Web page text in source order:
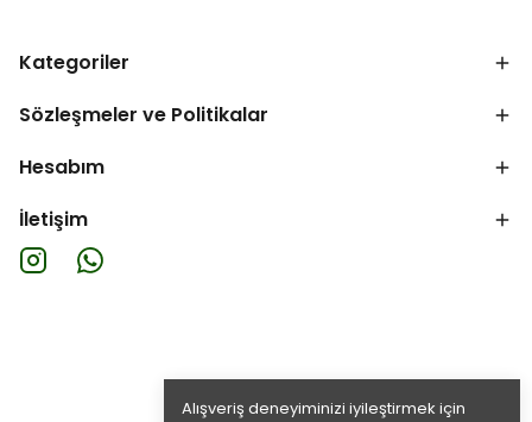
Alışveriş deneyiminizi iyileştirmek için
Kategoriler
Sözleşmeler ve Politikalar
Hesabım
İletişim